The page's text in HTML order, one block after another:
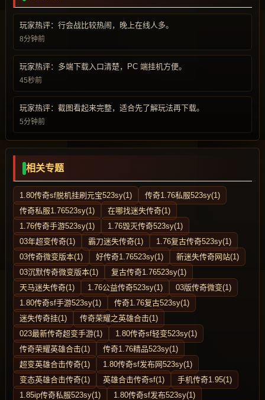
玩家热评：行会战比较热闹，晚上在线人多。
8分钟前
玩家热评：多端下载入口清楚，PC 端挂机方便。
45秒前
玩家热评：截图看起来完整，适合先了解玩法再下载。
5分钟前
相关专题
1.80传奇sf脱机挂刷元宝523sy(1)
传奇1.76私服523sy(1)
传奇私服1.76523sy(1)
在哪找迷失传奇(1)
1.76传奇手游523sy(1)
1.76毁灭传奇523sy(1)
03年超变传奇(1)
霸刀迷失传奇(1)
1.76复古传奇523sy(1)
03传奇微变版本(1)
好传奇1.76523sy(1)
新迷失传奇网站(1)
03沉默传奇微变版本(1)
复古传奇1.76523sy(1)
天马迷失传奇(1)
1.76公益传奇523sy(1)
03版传奇微变(1)
1.80传奇sf手游523sy(1)
传奇1.76复古523sy(1)
迷失传奇挂(1)
传奇荣耀之英雄合击(1)
023最新传奇超变手游(1)
1.80传奇sf轻变523sy(1)
传奇荣耀英雄合击(1)
传奇1.76精品523sy(1)
超变英雄合击传奇(1)
1.80传奇sf发布网523sy(1)
变态英雄合击传奇(1)
英雄合击传奇sf(1)
手机传奇1.95(1)
1.85ip传奇私服523sy(1)
1.80传奇sf发布523sy(1)